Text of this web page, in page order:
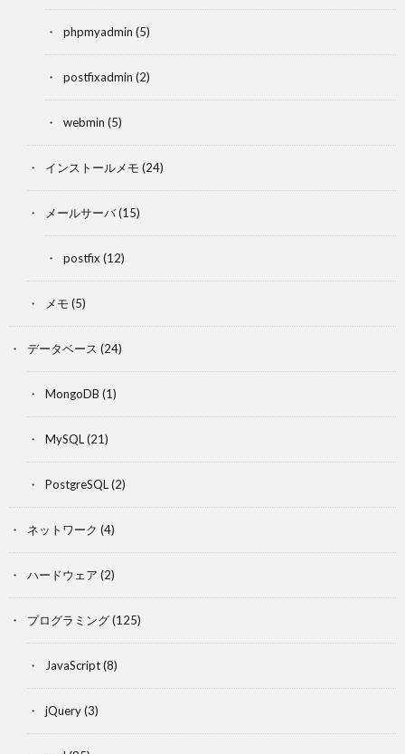
phpmyadmin (5)
postfixadmin (2)
webmin (5)
インストールメモ (24)
メールサーバ(15)
postfix (12)
メモ (5)
データベース (24)
MongoDB (1)
MySQL(21)
PostgreSQL(2)
ネットワーク (4)
ハードウェア (2)
プログラミング(125)
JavaScript(8)
jQuery(3)